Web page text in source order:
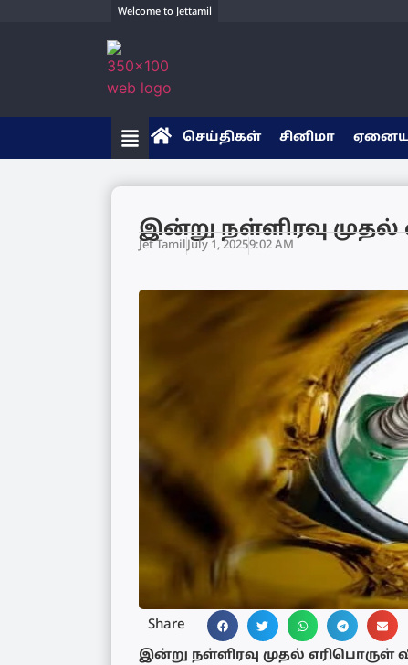
Welcome to Jettamil
செய்திகள் சினிமா
இன்று நள்ளிரவு
Jet TamilJuly 1, 20259:02 AM
Share
இன்று நள்ளிரவு முதல்